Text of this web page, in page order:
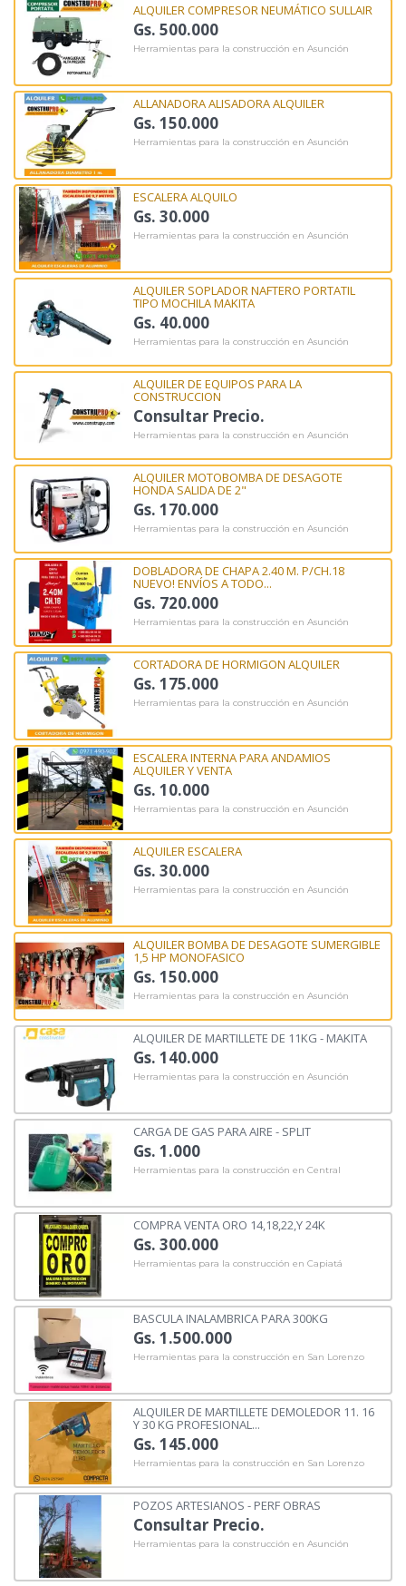
ALQUILER COMPRESOR NEUMÁTICO SULLAIR
Gs. 500.000
Herramientas para la construcción en Asunción
ALLANADORA ALISADORA ALQUILER
Gs. 150.000
Herramientas para la construcción en Asunción
ESCALERA ALQUILO
Gs. 30.000
Herramientas para la construcción en Asunción
ALQUILER SOPLADOR NAFTERO PORTATIL
TIPO MOCHILA MAKITA
Gs. 40.000
Herramientas para la construcción en Asunción
ALQUILER DE EQUIPOS PARA LA
CONSTRUCCION
Consultar Precio.
Herramientas para la construcción en Asunción
ALQUILER MOTOBOMBA DE DESAGOTE
HONDA SALIDA DE 2"
Gs. 170.000
Herramientas para la construcción en Asunción
DOBLADORA DE CHAPA 2.40 M. P/CH.18
NUEVO! ENVÍOS A TODO...
Gs. 720.000
Herramientas para la construcción en Asunción
CORTADORA DE HORMIGON ALQUILER
Gs. 175.000
Herramientas para la construcción en Asunción
ESCALERA INTERNA PARA ANDAMIOS
ALQUILER Y VENTA
Gs. 10.000
Herramientas para la construcción en Asunción
ALQUILER ESCALERA
Gs. 30.000
Herramientas para la construcción en Asunción
ALQUILER BOMBA DE DESAGOTE SUMERGIBLE
1,5 HP MONOFASICO
Gs. 150.000
Herramientas para la construcción en Asunción
ALQUILER DE MARTILLETE DE 11KG - MAKITA
Gs. 140.000
Herramientas para la construcción en Asunción
CARGA DE GAS PARA AIRE - SPLIT
Gs. 1.000
Herramientas para la construcción en Central
COMPRA VENTA ORO 14,18,22,Y 24K
Gs. 300.000
Herramientas para la construcción en Capiatá
BASCULA INALAMBRICA PARA 300KG
Gs. 1.500.000
Herramientas para la construcción en San Lorenzo
ALQUILER DE MARTILLETE DEMOLEDOR 11. 16
Y 30 KG PROFESIONAL...
Gs. 145.000
Herramientas para la construcción en San Lorenzo
POZOS ARTESIANOS - PERF OBRAS
Consultar Precio.
Herramientas para la construcción en Asunción